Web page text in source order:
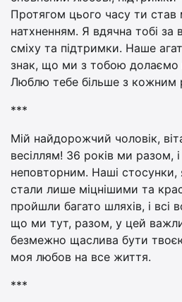
Протягом цього часу ти
натхненням. Я вдячна тобі за
сміху та підтримки. Наше
знак, що ми з тобою долаємо
Люблю тебе більше з кожним
***
Мій найдорожчий чоловік,
весіллям! 36 років ми разом,
неповторним. Наші стосунки,
стали лише міцнішими та
пройшли багато шляхів, і всі
що ми тут, разом, у цей
безмежно щаслива бути
моя любов на все життя.
***